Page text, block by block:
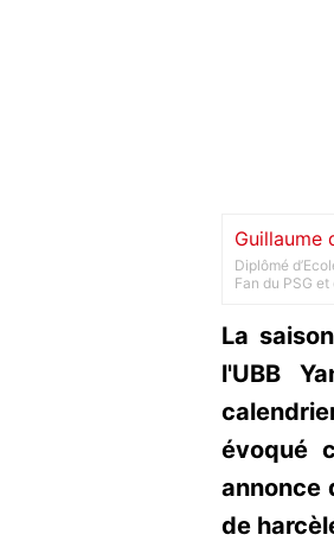
Guillaume
Diplômé
Fan du PSG
La
l'UBB
évoqué
annonce
de